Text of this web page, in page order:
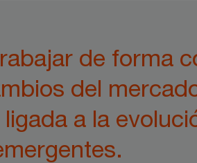
de forma
del
a la